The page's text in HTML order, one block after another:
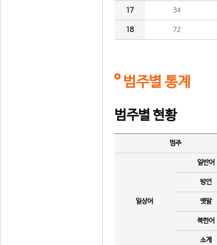
17 34
18 72
범주별 통계
범주별 현황
범주
일상어
일반어
방언
옛말
북한어
소계